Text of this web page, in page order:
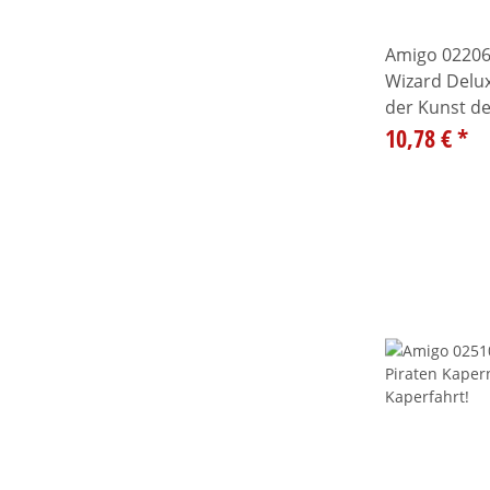
Amigo
Wizard
der Kunst
10,78 €*